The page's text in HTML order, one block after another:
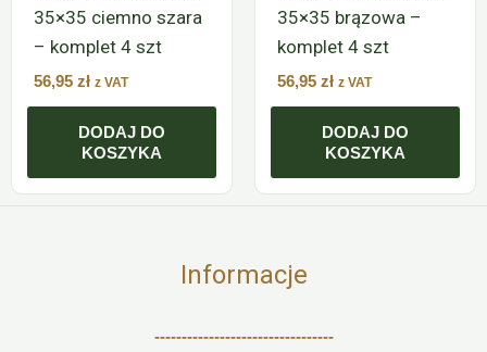
35×35 ciemno szara
– komplet 4 szt
56,95 zł z VAT
DODAJ DO
KOSZYKA
35×35 brązowa –
komplet 4 szt
56,95 zł z VAT
DODAJ DO
KOSZYKA
Informacje
---------------------------------